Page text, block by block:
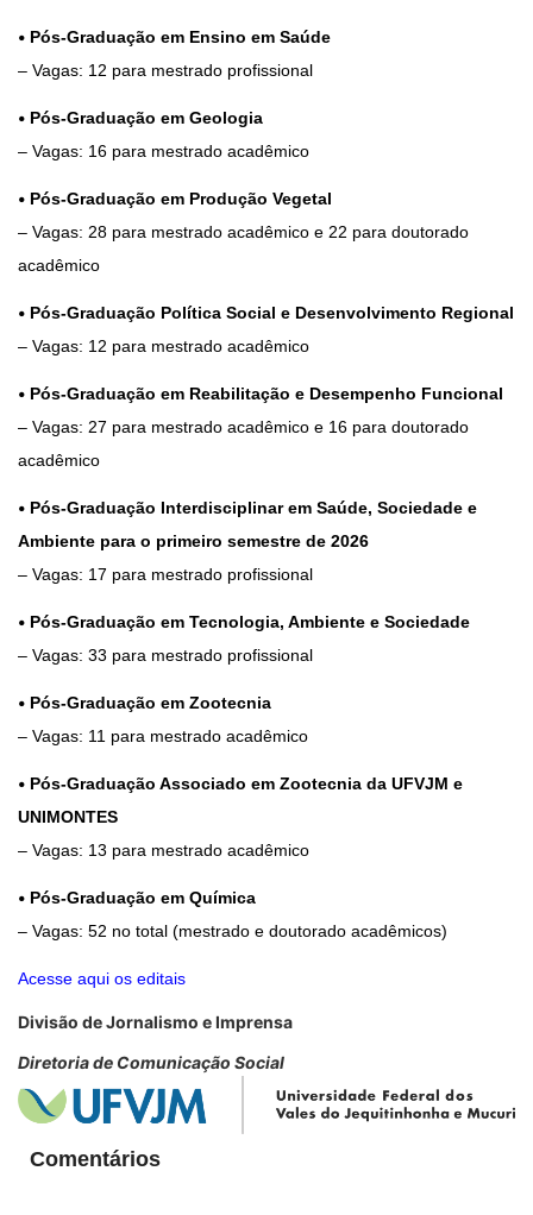
• Pós-Graduação em Ensino em Saúde
– Vagas: 12 para mestrado profissional
• Pós-Graduação em Geologia
– Vagas: 16 para mestrado acadêmico
• Pós-Graduação em Produção Vegetal
– Vagas: 28 para mestrado acadêmico e 22 para doutorado
acadêmico
• Pós-Graduação Política Social e Desenvolvimento Regional
– Vagas: 12 para mestrado acadêmico
• Pós-Graduação em Reabilitação e Desempenho Funcional
– Vagas: 27 para mestrado acadêmico e 16 para doutorado
acadêmico
• Pós-Graduação Interdisciplinar em Saúde, Sociedade e
Ambiente para o primeiro semestre de 2026
– Vagas: 17 para mestrado profissional
• Pós-Graduação em Tecnologia, Ambiente e Sociedade
– Vagas: 33 para mestrado profissional
• Pós-Graduação em Zootecnia
– Vagas: 11 para mestrado acadêmico
• Pós-Graduação Associado em Zootecnia da UFVJM e
UNIMONTES
– Vagas: 13 para mestrado acadêmico
• Pós-Graduação em Química
– Vagas: 52 no total (mestrado e doutorado acadêmicos)
Acesse aqui os editais
Divisão de Jornalismo e Imprensa
Diretoria de Comunicação Social
Comentários